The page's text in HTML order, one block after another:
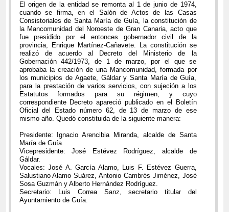
El origen de la entidad se remonta al 1 de junio de 1974,
cuando se firma, en el Salón de Actos de las Casas
Consistoriales de Santa María de Guía, la constitución de
la Mancomunidad del Noroeste de Gran Canaria, acto que
fue presidido por el entonces gobernador civil de la
provincia, Enrique Martínez-Cañavete. La constitución se
realizó de acuerdo al Decreto del Ministerio de la
Gobernación 442/1973, de 1 de marzo, por el que se
aprobaba la creación de una Mancomunidad, formada por
los municipios de Agaete, Gáldar y Santa María de Guía,
para la prestación de varios servicios, con sujeción a los
Estatutos formados para su régimen, y cuyo
correspondiente Decreto apareció publicado en el Boletín
Oficial del Estado número 62, de 13 de marzo de ese
mismo año. Quedó constituida de la siguiente manera:
Presidente: Ignacio Arencibia Miranda, alcalde de Santa
María de Guía.
Vicepresidente: José Estévez Rodríguez, alcalde de
Gáldar.
Vocales: José A. García Alamo, Luis F. Estévez Guerra,
Salustiano Alamo Suárez, Antonio Cambrés Jiménez, José
Sosa Guzmán y Alberto Hernández Rodríguez.
Secretario: Luis Correa Sanz, secretario titular del
Ayuntamiento de Guía.